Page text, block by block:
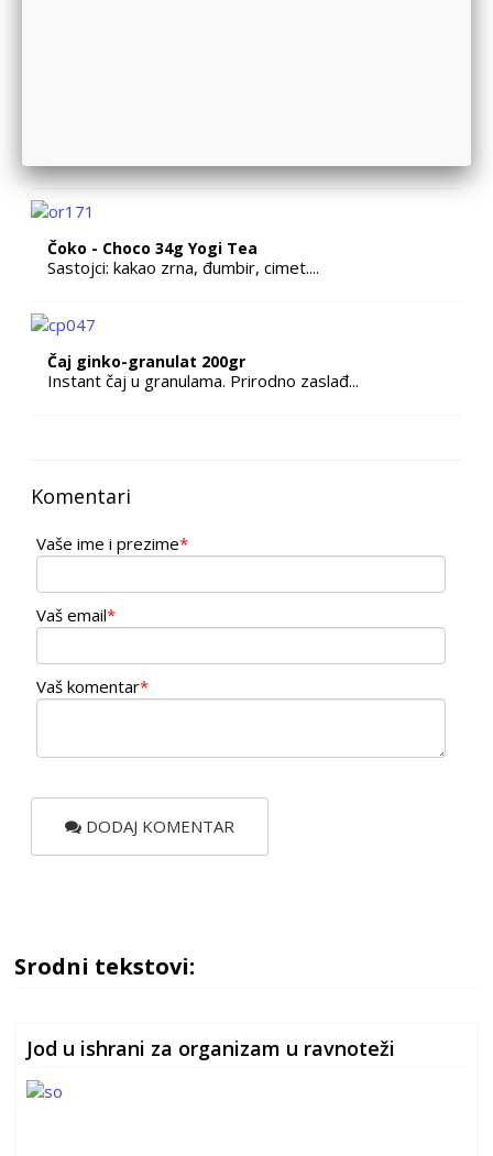
Čoko - Choco 34g Yogi Tea
Sastojci: kakao zrna, đumbir, cimet....
Čaj ginko-granulat 200gr
Instant čaj u granulama. Prirodno zaslađ...
Komentari
Vaše ime i prezime*
Vaš email*
Vaš komentar*
DODAJ KOMENTAR
Srodni tekstovi:
Jod u ishrani za organizam u ravnoteži